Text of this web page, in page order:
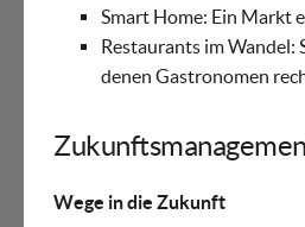
Smart Home: Ein Markt
Restaurants im Wandel:
denen Gastronomen
Wege in die Zukunft